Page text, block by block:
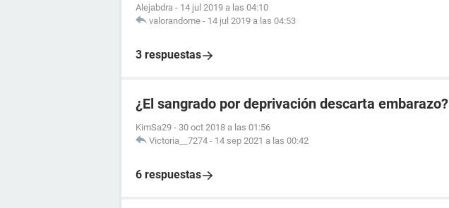
Alejabdra - 14 jul 2019 a las 04:10
valorandome - 14 jul 2019 a las 04:53
3 respuestas
¿El sangrado por deprivación descarta embarazo?
KimSa29 - 30 oct 2018 a las 01:56
Victoria__7274 - 14 sep 2021 a las 00:42
6 respuestas